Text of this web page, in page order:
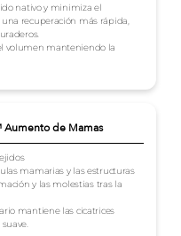
nativo y minimiza el
recuperación más rápida,
volumen manteniendo la
Aumento de Mamas
mamarias y las estructuras
y las molestias tras la
mantiene las cicatrices